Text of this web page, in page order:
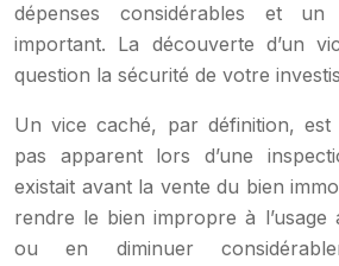
dépenses considérables et un
important. La découverte d’un
question la sécurité de votre
Un vice caché, par définition, est
pas apparent lors d’une
existait avant la vente du bien
rendre le bien impropre à l’usage
ou en diminuer